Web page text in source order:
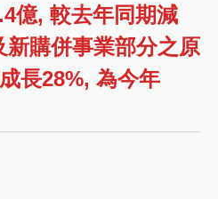
億, 較去年同期減
新購併事業部分之原
長28%, 為今年